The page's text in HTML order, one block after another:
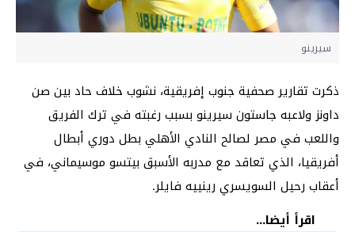
سيرينو
ذكرت تقارير صحفية جنوب إفريقية، نشوب خلاف حاد بين صن
داونز ولاعبه جاستون سيرينو بسبب رغبته في ترك الفريق
واللعب في مصر لصالح النادي الأهلي بطل دوري أبطال
أفريقيا، الذي تعاقد مع مدربه الأسبق بيتسو موسيماني، في
أعقاب رحيل السويسري رينييه فايلر.
اقرأ أيضا...